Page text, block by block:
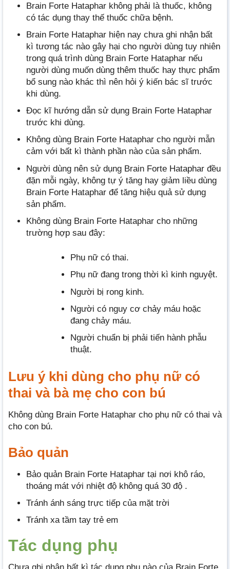
Brain Forte Hataphar không phải là thuốc, không
có tác dụng thay thế thuốc chữa bệnh.
Brain Forte Hataphar hiện nay chưa ghi nhận bất
kì tương tác nào gây hại cho người dùng tuy nhiên
trong quá trình dùng Brain Forte Hataphar nếu
người dùng muốn dùng thêm thuốc hay thực phẩm
bổ sung nào khác thì nên hỏi ý kiến bác sĩ trước
khi dùng.
Đọc kĩ hướng dẫn sử dụng Brain Forte Hataphar
trước khi dùng.
Không dùng Brain Forte Hataphar cho người mẫn
cảm với bất kì thành phần nào của sản phẩm.
Người dùng nên sử dụng Brain Forte Hataphar đều
đặn mỗi ngày, không tự ý tăng hay giảm liều dùng
Brain Forte Hataphar để tăng hiệu quả sử dụng
sản phẩm.
Không dùng Brain Forte Hataphar cho những
trường hợp sau đây:
Phụ nữ có thai.
Phụ nữ đang trong thời kì kinh nguyệt.
Người bị rong kinh.
Người có nguy cơ chảy máu hoặc
đang chảy máu.
Người chuẩn bị phải tiến hành phẫu
thuật.
Lưu ý khi dùng cho phụ nữ có
thai và bà mẹ cho con bú
Không dùng Brain Forte Hataphar cho phụ nữ có thai và
cho con bú.
Bảo quản
Bảo quản Brain Forte Hataphar tại nơi khô ráo,
thoáng mát với nhiệt độ không quá 30 độ .
Tránh ánh sáng trực tiếp của mặt trời
Tránh xa tầm tay trẻ em
Tác dụng phụ